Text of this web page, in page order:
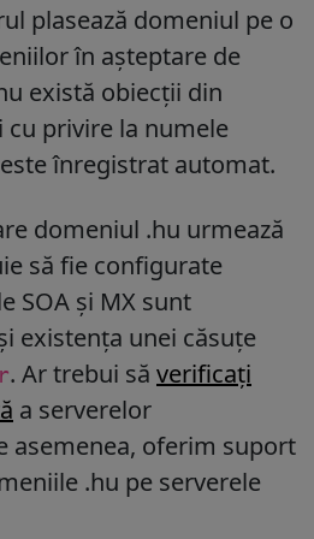
plasează domeniul pe o
în așteptare de
există obiecții din
privire la numele
înregistrat automat.
domeniul .hu urmează
să fie configurate
SOA și MX sunt
existența unei căsuțe
. Ar trebui să verificați
a serverelor
asemenea, oferim suport
.hu pe serverele